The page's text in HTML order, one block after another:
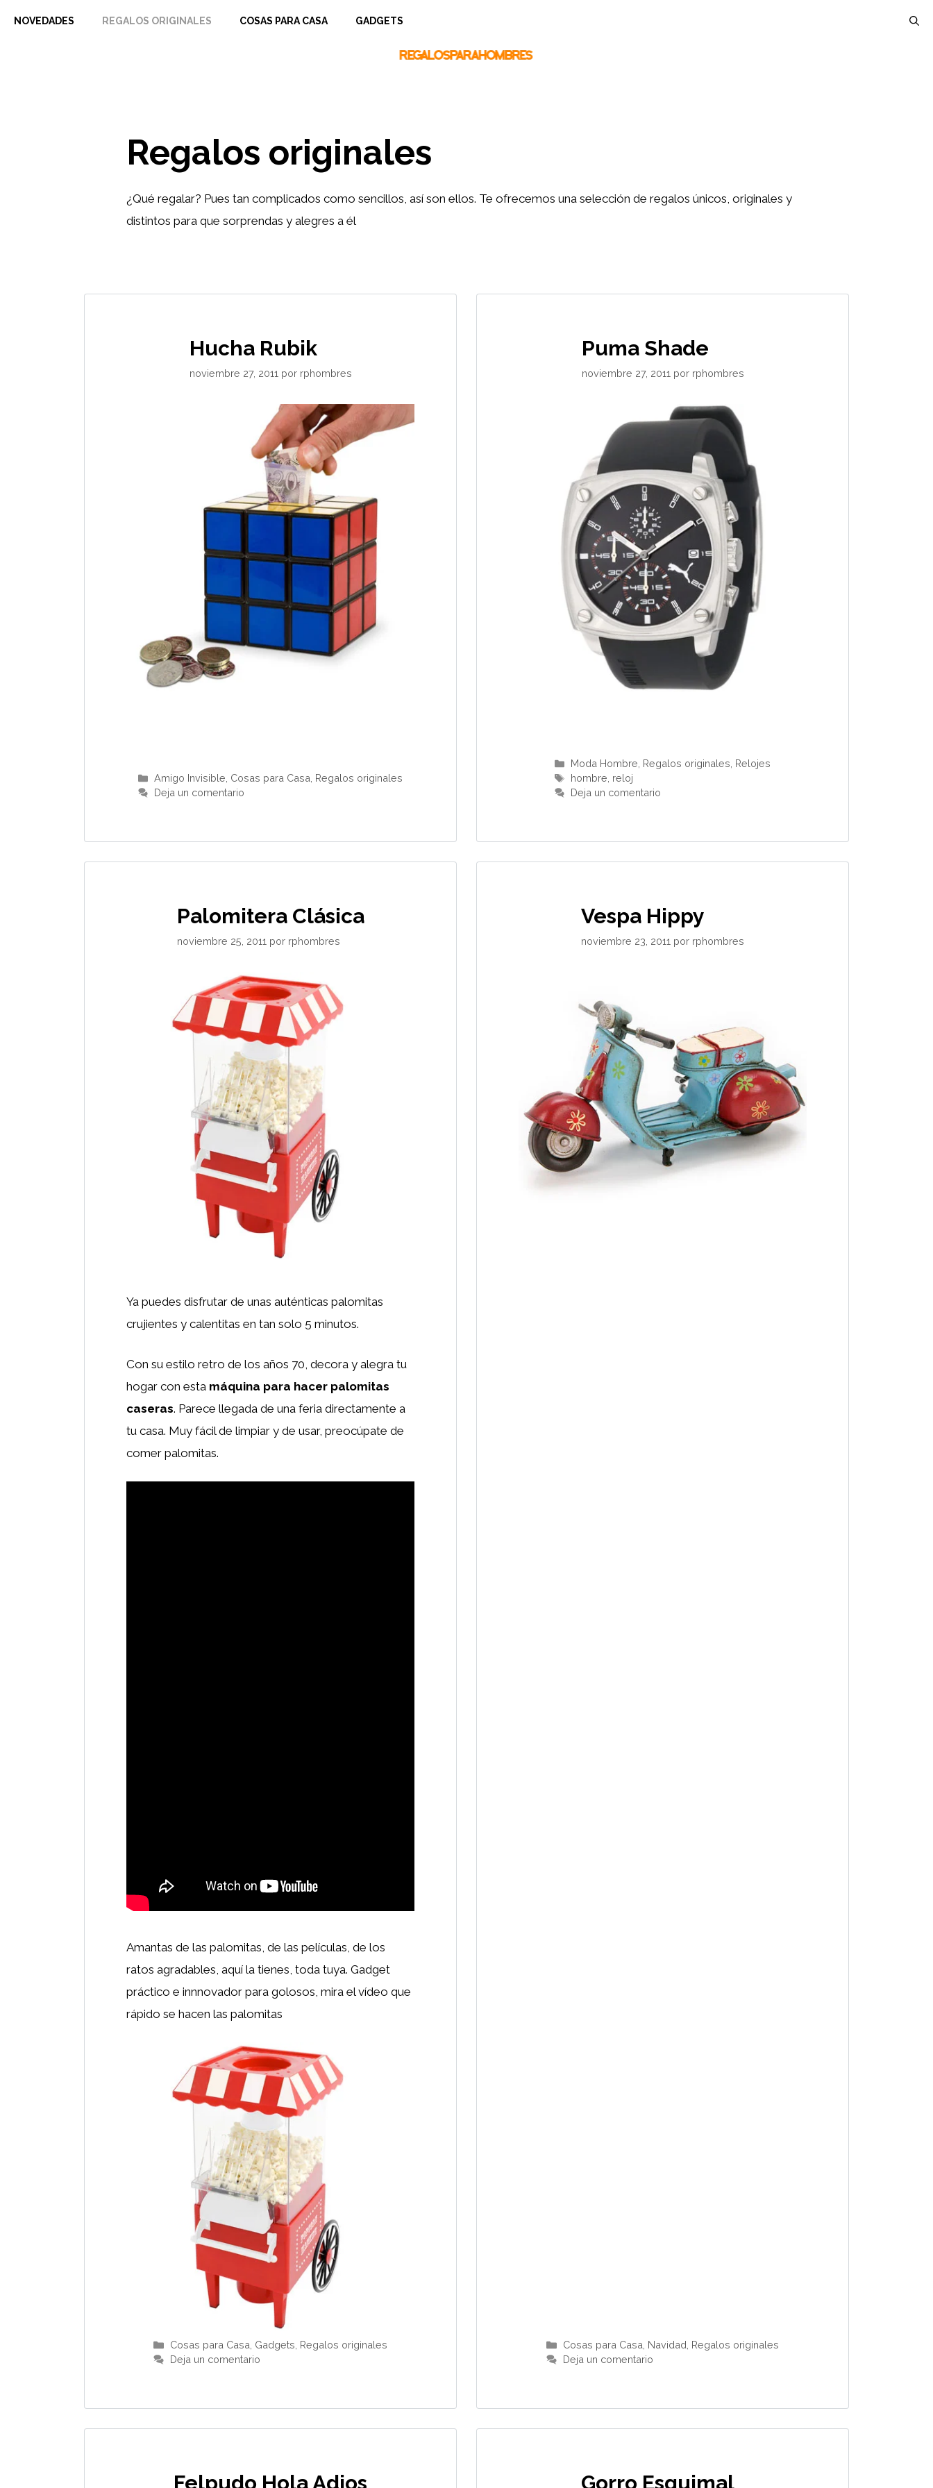
NOVEDADES REGALOS ORIGINALES COSAS PARA CASA GADGETS
Regalos originales
¿Qué regalar? Pues tan complicados como sencillos, así son ellos. Te ofrecemos una selección de regalos únicos, originales y
distintos para que sorprendas y alegres a él
Hucha Rubik
noviembre 27, 2011 por rphombres
Categorías
Amigo Invisible Cosas para Casa Regalos originales
Deja un comentario
Puma Shade
noviembre 27, 2011 por rphombres
Categorías
Moda Hombre Regalos originales Relojes
Etiquetas
hombre reloj
Deja un comentario
Palomitera Clásica
noviembre 25, 2011 por rphombres
Ya puedes disfrutar de unas auténticas palomitas
crujientes y calentitas en tan solo 5 minutos.
Con su estilo retro de los años 70, decora y alegra tu
hogar con esta máquina para hacer palomitas
caseras. Parece llegada de una feria directamente a
tu casa. Muy fácil de limpiar y de usar, preocúpate de
comer palomitas.
Amantas de las palomitas, de las películas, de los
ratos agradables, aquí la tienes, toda tuya. Gadget
práctico e innnovador para golosos, mira el vídeo que
rápido se hacen las palomitas
Categorías
Cosas para Casa, Gadgets, Regalos originales
Deja un comentario
Vespa Hippy
noviembre 23, 2011 por rphombres
Categorías
Cosas para Casa, Navidad, Regalos originales
Deja un comentario
Felpudo Hola Adios Gorro Esquimal